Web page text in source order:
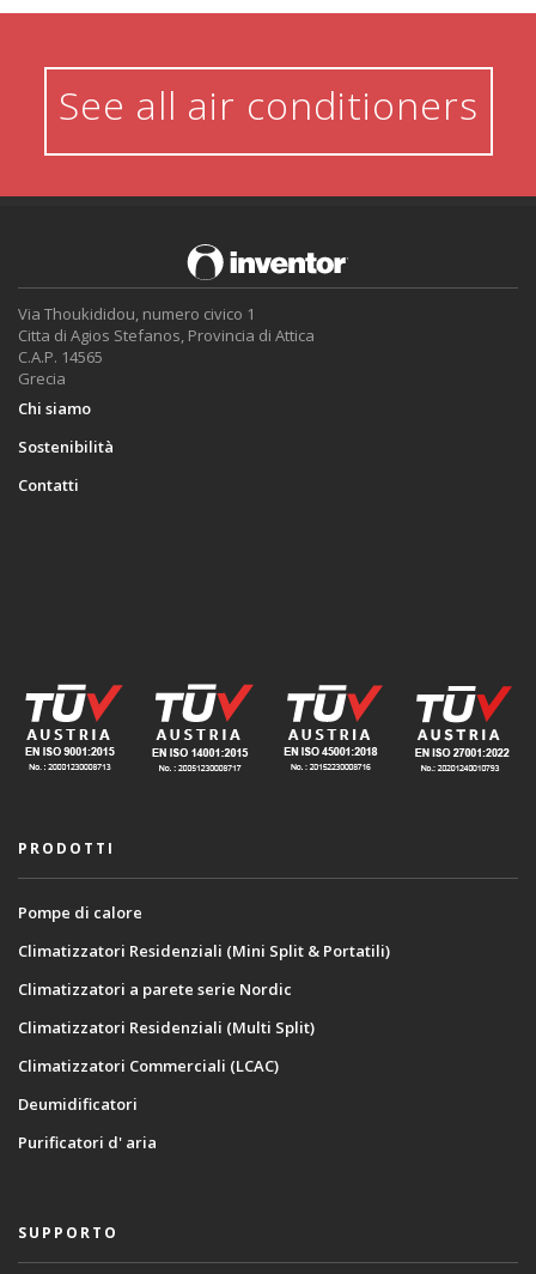
See all air conditioners
Via Thoukididou, numero civico 1
Citta di Agios Stefanos, Provincia di Attica
C.A.P. 14565
Grecia
Chi siamo
Sostenibilità
Contatti
PRODOTTI
Pompe di calore
Climatizzatori Residenziali (Mini Split & Portatili)
Climatizzatori a parete serie Nordic
Climatizzatori Residenziali (Multi Split)
Climatizzatori Commerciali (LCAC)
Deumidificatori
Purificatori d' aria
SUPPORTO